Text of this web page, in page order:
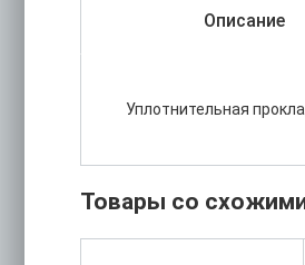
Описание
Уплотнительная
Товары со